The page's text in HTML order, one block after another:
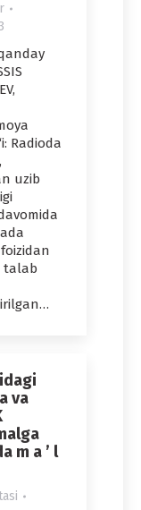
Radioda
uzib
talab
va
m a ’ l